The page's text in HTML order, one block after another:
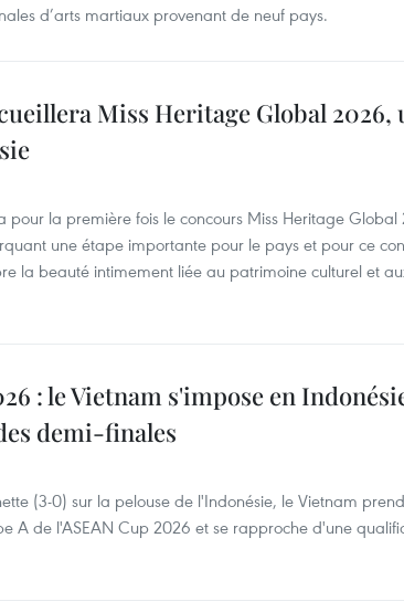
d’arts martiaux provenant de neuf pays.
Miss Heritage Global 2026,
pour la première fois le concours Miss Heritage Global
une étape importante pour le pays et pour ce
la beauté intimement liée au patrimoine culturel et
: le Vietnam s'impose en
demi-finales
(3-0) sur la pelouse de l'Indonésie, le Vietnam
A de l'ASEAN Cup 2026 et se rapproche d'une